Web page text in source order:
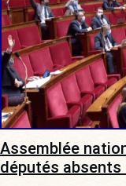
Assemblée
députés absents